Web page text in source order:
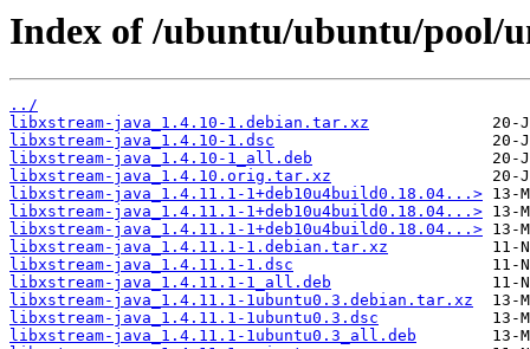
Index of /ubuntu/ubuntu/pool/
../
libxstream-java_1.4.10-1.debian.tar.xz
libxstream-java_1.4.10-1.dsc
libxstream-java_1.4.10-1_all.deb
libxstream-java_1.4.10.orig.tar.xz
libxstream-java_1.4.11.1-1+deb10u4build0.18.04...>
libxstream-java_1.4.11.1-1+deb10u4build0.18.04...>
libxstream-java_1.4.11.1-1+deb10u4build0.18.04...>
libxstream-java_1.4.11.1-1.debian.tar.xz
libxstream-java_1.4.11.1-1.dsc
libxstream-java_1.4.11.1-1_all.deb
libxstream-java_1.4.11.1-1ubuntu0.3.debian.tar.xz
libxstream-java_1.4.11.1-1ubuntu0.3.dsc
libxstream-java_1.4.11.1-1ubuntu0.3_all.deb